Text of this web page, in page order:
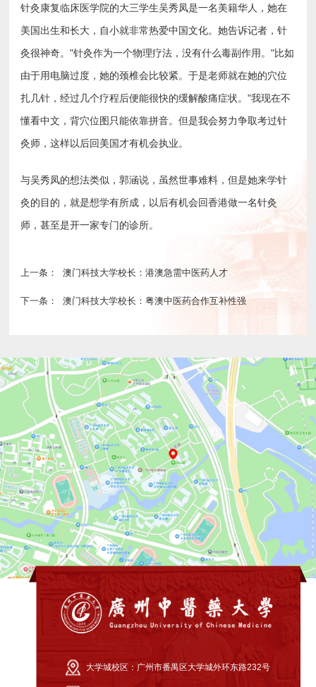
针灸康复临床医学院的大三学生吴秀凤是一名美籍华人，她在
美国出生和长大，自小就非常热爱中国文化。她告诉记者，针
灸很神奇。"针灸作为一个物理疗法，没有什么毒副作用。"比如
由于用电脑过度，她的颈椎会比较紧。于是老师就在她的穴位
扎几针，经过几个疗程后便能很快的缓解酸痛症状。"我现在不
懂看中文，背穴位图只能依靠拼音。但是我会努力争取考过针
灸师，这样以后回美国才有机会执业。
与吴秀凤的想法类似，郭涵说，虽然世事难料，但是她来学针
灸的目的，就是想学有所成，以后有机会回香港做一名针灸
师，甚至是开一家专门的诊所。
上一条： 澳门科技大学校长：港澳急需中医药人才
下一条： 澳门科技大学校长：粤澳中医药合作互补性强
大学城校区： 广州市番禺区大学城外环东路232号